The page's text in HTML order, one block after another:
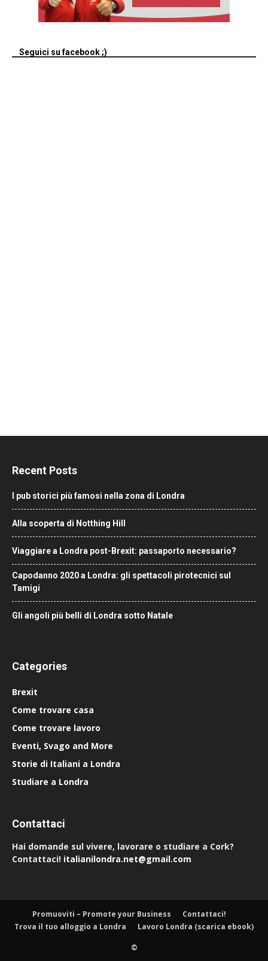
Seguici su facebook ;)
Recent Posts
I pub storici più famosi nella zona di Londra
Alla scoperta di Notthing Hill
Viaggiare a Londra post-Brexit: passaporto necessario?
Capodanno 2020 a Londra: gli spettacoli pirotecnici sul
Tamigi
Gli angoli più belli di Londra sotto Natale
Categories
Brexit
Come trovare casa
Come trovare lavoro
Eventi, Svago and More
Storie di Italiani a Londra
Studiare a Londra
Contattaci
Hai domande sul vivere, lavorare o studiare a Cork?
Contattaci! italianilondra.net@gmail.com
Promuoviti – Promote your Business
Contattaci!
Trova il tuo alloggio a Londra
Lavoro Londra (scarica ebook)
©